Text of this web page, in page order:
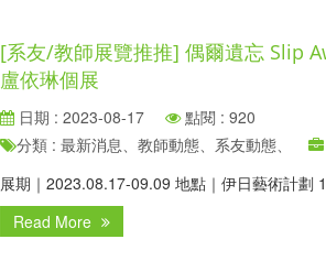
[系友/教師展覽推推] 偶爾遺忘 Slip
盧依琳個展
日期 : 2023-08-17
點閱 : 920
分類 : 最新消息、教師動態、系友動態、
展期｜2023.08.17-09.09 地點｜伊日藝術計劃
Read More